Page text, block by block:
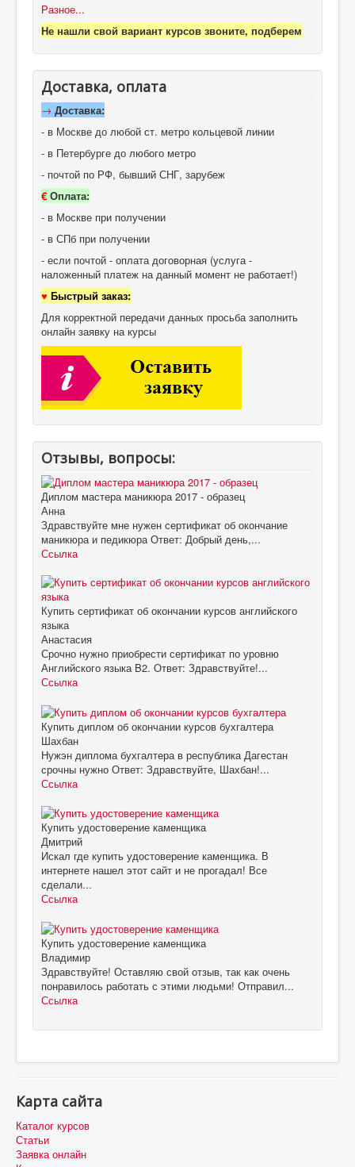
Разное...
Не нашли свой вариант курсов звоните, подберем
Доставка, оплата
→ Доставка:
- в Москве до любой ст. метро кольцевой линии
- в Петербурге до любого метро
- почтой по РФ, бывший СНГ, зарубеж
€Оплата:
- в Москве при получении
- в СПб при получении
- если почтой - оплата договорная (услуга -
наложенный платеж на данный момент не работает!)
♥ Быстрый заказ:
Для корректной передачи данных просьба заполнить
онлайн заявку на курсы
Отзывы, вопросы:
Диплом мастера маникюра 2017 - образец
Анна
Здравствуйте мне нужен сертификат об окончание
маникюра и педикюра Ответ: Добрый день,...
Ссылка
Купить сертификат об окончании курсов английского
языка
Анастасия
Срочно нужно приобрести сертификат по уровню
Английского языка B2. Ответ: Здравствуйте!...
Ссылка
Купить диплом об окончании курсов бухгалтера
Шахбан
Нужэн диплома бухгалтера в республика Дагестан
срочны нужно Ответ: Здравствуйте, Шахбан!...
Ссылка
Купить удостоверение каменщика
Дмитрий
Искал где купить удостоверение каменщика. В
интернете нашел этот сайт и не прогадал! Все
сделали...
Ссылка
Купить удостоверение каменщика
Владимир
Здравствуйте! Оставляю свой отзыв, так как очень
понравилось работать с этими людьми! Отправил...
Ссылка
Карта сайта
Каталог курсов
Статьи
Заявка онлайн